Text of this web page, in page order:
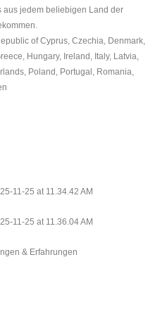
aus jedem beliebigen Land der
of Cyprus, Czechia, Denmark,
Hungary, Ireland, Italy, Latvia,
Poland, Portugal, Romania,